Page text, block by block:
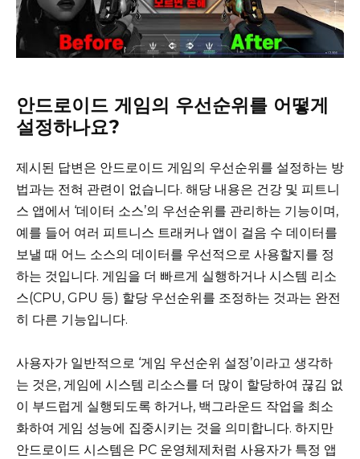
안드로이드 게임의 우선순위를 어떻게
설정하나요?
제시된 답변은 안드로이드 게임의 우선순위를 설정하는 방
법과는 전혀 관련이 없습니다. 해당 내용은 건강 및 피트니
스 앱에서 ‘데이터 소스’의 우선순위를 관리하는 기능이며,
예를 들어 여러 피트니스 트래커나 앱이 걸음 수 데이터를
보낼 때 어느 소스의 데이터를 우선적으로 사용할지를 정
하는 것입니다. 게임을 더 빠르게 실행하거나 시스템 리소
스(CPU, GPU 등) 할당 우선순위를 조정하는 것과는 완전
히 다른 기능입니다.
사용자가 일반적으로 ‘게임 우선순위 설정’이라고 생각하
는 것은, 게임에 시스템 리소스를 더 많이 할당하여 끊김 없
이 부드럽게 실행되도록 하거나, 백그라운드 작업을 최소
화하여 게임 성능에 집중시키는 것을 의미합니다. 하지만
안드로이드 시스템은 PC 운영체제처럼 사용자가 특정 앱